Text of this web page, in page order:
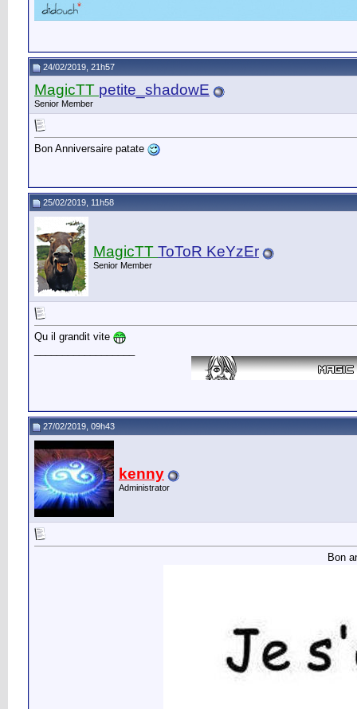
24/02/2019, 21h57
MagicTT petite_shadowE
Senior Member
Bon Anniversaire patate
25/02/2019, 11h58
MagicTT ToToR KeYzEr
Senior Member
Qu il grandit vite
27/02/2019, 09h43
kenny
Administrator
Bon